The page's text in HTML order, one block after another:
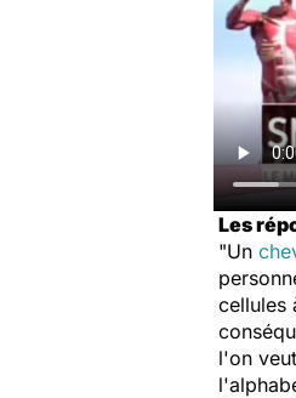
Les
"Un
cellules
l'on